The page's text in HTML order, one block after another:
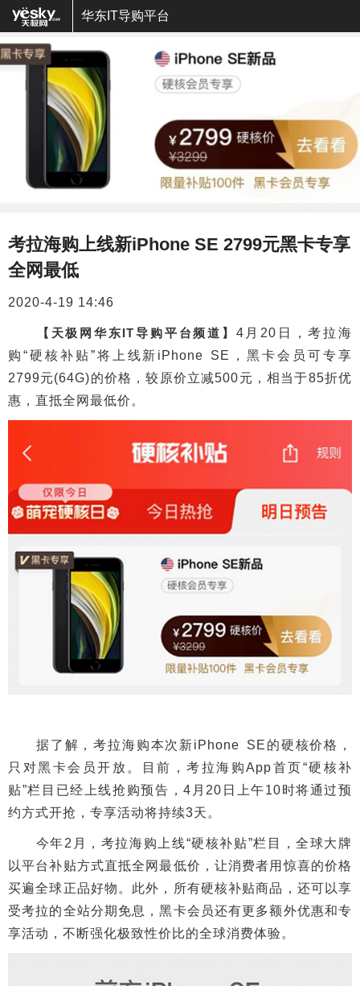
华东IT导购平台
考拉海购上线新iPhone SE 2799元黑卡专享
全网最低
2020-4-19 14:46
【天极网华东IT导购平台频道】 4月20日，考拉海
购“硬核补贴”将上线新iPhone SE，黑卡会员可专享
2799元(64G)的价格，较原价立减500元，相当于85折优
惠，直抵全网最低价。
据了解，考拉海购本次新iPhone SE的硬核价格，
只对黑卡会员开放。目前，考拉海购App首页“硬核补
贴”栏目已经上线抢购预告，4月20日上午10时将通过预
约方式开抢，专享活动将持续3天。
今年2月，考拉海购上线“硬核补贴”栏目，全球大牌
以平台补贴方式直抵全网最低价，让消费者用惊喜的价格
买遍全球正品好物。此外，所有硬核补贴商品，还可以享
受考拉的全站分期免息，黑卡会员还有更多额外优惠和专
享活动，不断强化极致性价比的全球消费体验。